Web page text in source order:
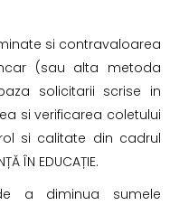
si contravaloarea
(sau alta metoda
solicitarii scrise in
si verificarea coletului
si calitate din cadrul
ÎN EDUCAȚIE.
a diminua sumele